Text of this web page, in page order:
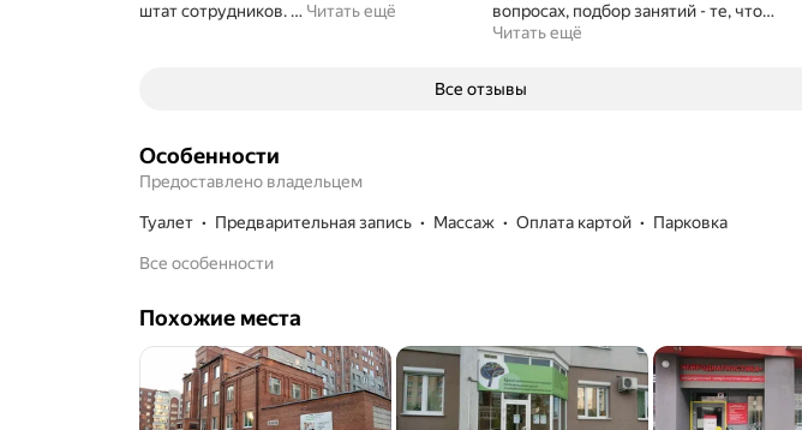
штат сотрудников. … Читать ещё
вопросах, подбор занятий - те, что…
Читать ещё
Все отзывы
Особенности
Предоставлено владельцем
туалет предварительная запись массаж Оплата картой парковка
Все особенности
Похожие места